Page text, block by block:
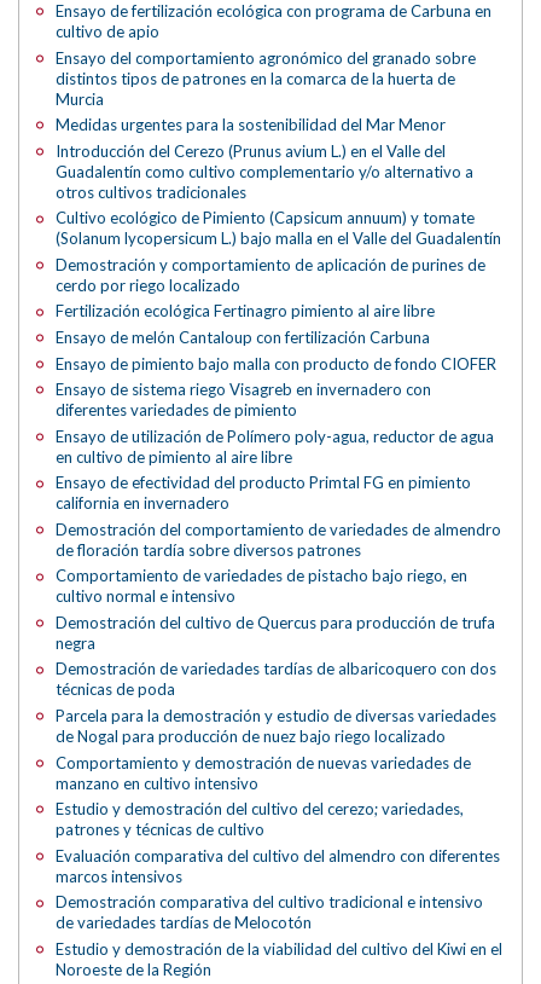
Ensayo de fertilización ecológica con programa de Carbuna en
cultivo de apio
Ensayo del comportamiento agronómico del granado sobre
distintos tipos de patrones en la comarca de la huerta de
Murcia
Medidas urgentes para la sostenibilidad del Mar Menor
Introducción del Cerezo (Prunus avium L.) en el Valle del
Guadalentín como cultivo complementario y/o alternativo a
otros cultivos tradicionales
Cultivo ecológico de Pimiento (Capsicum annuum) y tomate
(Solanum lycopersicum L.) bajo malla en el Valle del Guadalentín
Demostración y comportamiento de aplicación de purines de
cerdo por riego localizado
Fertilización ecológica Fertinagro pimiento al aire libre
Ensayo de melón Cantaloup con fertilización Carbuna
Ensayo de pimiento bajo malla con producto de fondo CIOFER
Ensayo de sistema riego Visagreb en invernadero con
diferentes variedades de pimiento
Ensayo de utilización de Polímero poly-agua, reductor de agua
en cultivo de pimiento al aire libre
Ensayo de efectividad del producto Primtal FG en pimiento
california en invernadero
Demostración del comportamiento de variedades de almendro
de floración tardía sobre diversos patrones
Comportamiento de variedades de pistacho bajo riego, en
cultivo normal e intensivo
Demostración del cultivo de Quercus para producción de trufa
negra
Demostración de variedades tardías de albaricoquero con dos
técnicas de poda
Parcela para la demostración y estudio de diversas variedades
de Nogal para producción de nuez bajo riego localizado
Comportamiento y demostración de nuevas variedades de
manzano en cultivo intensivo
Estudio y demostración del cultivo del cerezo; variedades,
patrones y técnicas de cultivo
Evaluación comparativa del cultivo del almendro con diferentes
marcos intensivos
Demostración comparativa del cultivo tradicional e intensivo
de variedades tardías de Melocotón
Estudio y demostración de la viabilidad del cultivo del Kiwi en el
Noroeste de la Región